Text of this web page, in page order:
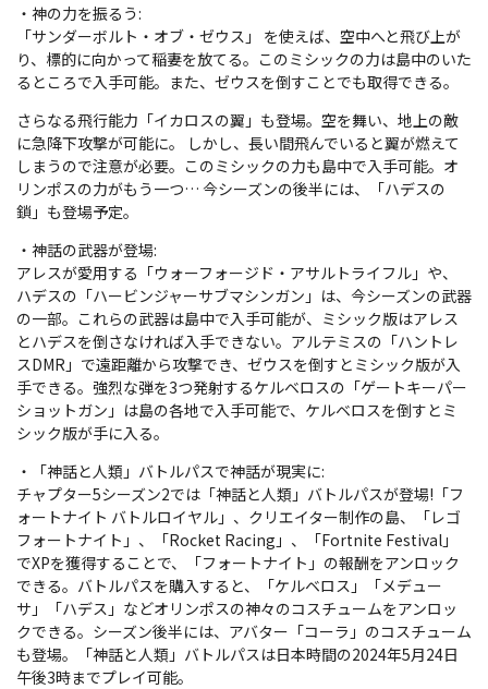
・神の力を振るう:
「サンダーボルト・オブ・ゼウス」 を使えば、空中へと飛び上が
り、標的に向かって稲妻を放てる。このミシックの力は島中のいた
るところで入手可能。また、ゼウスを倒すことでも取得できる。
さらなる飛行能力「イカロスの翼」も登場。空を舞い、地上の敵
に急降下攻撃が可能に。 しかし、長い間飛んでいると翼が燃えて
しまうので注意が必要。このミシックの力も島中で入手可能。オ
リンポスの力がもう一つ… 今シーズンの後半には、「ハデスの
鎖」も登場予定。
・神話の武器が登場:
アレスが愛用する「ウォーフォージド・アサルトライフル」や、
ハデスの「ハービンジャーサブマシンガン」は、今シーズンの武器
の一部。これらの武器は島中で入手可能が、ミシック版はアレス
とハデスを倒さなければ入手できない。アルテミスの「ハントレ
スDMR」で遠距離から攻撃でき、ゼウスを倒すとミシック版が入
手できる。強烈な弾を3つ発射するケルベロスの「ゲートキーパー
ショットガン」は島の各地で入手可能で、ケルベロスを倒すとミ
シック版が手に入る。
・「神話と人類」バトルパスで神話が現実に:
チャプター5シーズン2では「神話と人類」バトルパスが登場!「フ
ォートナイト バトルロイヤル」、クリエイター制作の島、「レゴ
フォートナイト」、「Rocket Racing」、「Fortnite Festival」
でXPを獲得することで、「フォートナイト」の報酬をアンロック
できる。バトルパスを購入すると、「ケルベロス」「メデュー
サ」「ハデス」などオリンポスの神々のコスチュームをアンロッ
クできる。シーズン後半には、アバター「コーラ」のコスチューム
も登場。「神話と人類」バトルパスは日本時間の2024年5月24日
午後3時までプレイ可能。